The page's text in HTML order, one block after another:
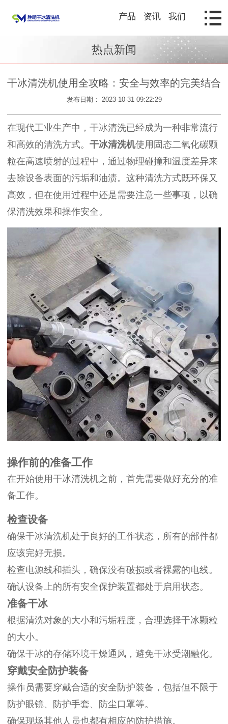
产品 资讯 我们
热点新闻
干冰清洗机使用全攻略：安全与效率的完美结合
发布日期： 2023-10-31 09:22:29
在现代工业生产中，干冰清洗已经成为一种非常流行
和高效的清洗方式。 干冰清洗机使用固态二氧化碳颗
粒在高速喷射的过程中，通过物理碰撞和温度差异来
去除设备表面的污垢和油渍。这种清洗方式既环保又
高效，但在使用过程中还是需要注意一些事项，以确
保清洗效果和操作安全。
操作前的准备工作
在开始使用干冰清洗机之前，首先需要做好充分的准
备工作。
检查设备
确保干冰清洗机处于良好的工作状态，所有的部件都
应该完好无损。
检查电源线和插头，确保没有破损或者裸露的电线。
确认设备上的所有安全保护装置都处于启用状态。
准备干冰
根据清洗对象的大小和污垢程度，合理选择干冰颗粒
的大小。
确保干冰的存储环境干燥通风，避免干冰受潮融化。
穿戴安全防护装备
操作员需要穿戴合适的安全防护装备，包括但不限于
防护眼镜、防护手套、防尘口罩等。
确保现场其他人员也都有相应的防护措施。